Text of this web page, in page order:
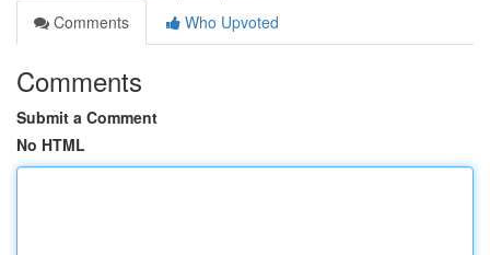
Comments
Who Upvoted
Comments
Submit a Comment
No HTML